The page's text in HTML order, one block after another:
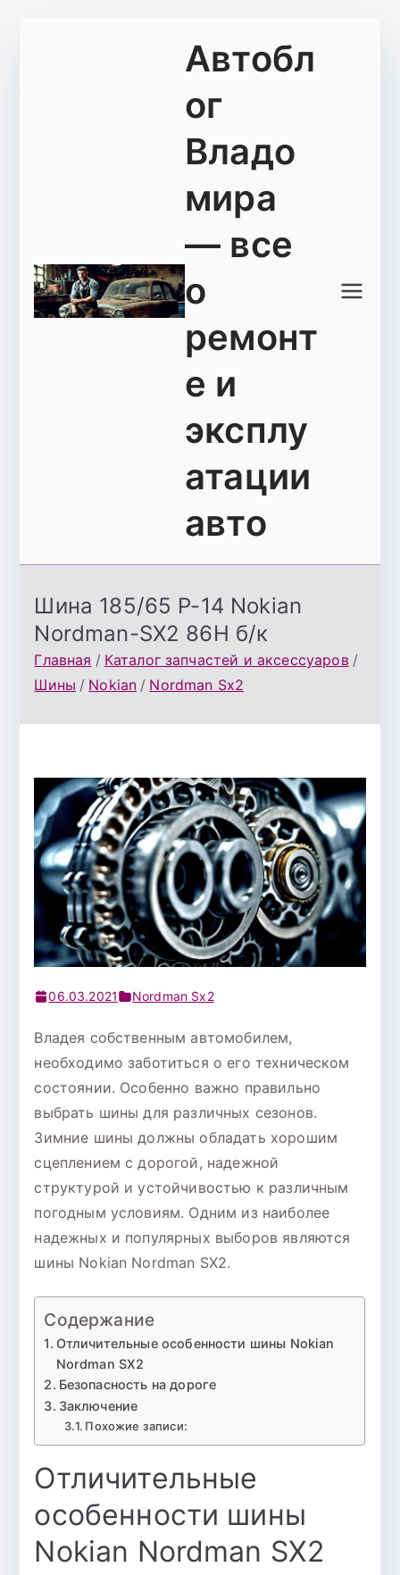
Автобл
ог
Владо
мира
— все
о
ремонт
е и
эксплу
атации
авто
Шина 185/65 Р-14 Nokian
Nordman-SX2 86Н б/к
Главная
Каталог запчастей и аксессуаров
Шины
Nokian Nordman Sx2
06.03.2021 Nordman Sx2
Владея собственным автомобилем,
необходимо заботиться о его техническом
состоянии. Особенно важно правильно
выбрать шины для различных сезонов.
Зимние шины должны обладать хорошим
сцеплением с дорогой, надежной
структурой и устойчивостью к различным
погодным условиям. Одним из наиболее
надежных и популярных выборов являются
шины Nokian Nordman SX2.
Содержание
Отличительные особенности шины Nokian
Nordman SX2
Безопасность на дороге
Заключение
Похожие записи:
Отличительные
особенности шины
Nokian Nordman SX2